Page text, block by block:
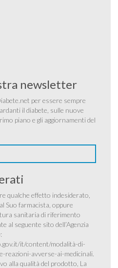
newsletter
per essere sempre
il diabete, sulle nuove
piano e gli aggiornamenti del
qualche effetto indesiderato,
Suo farmacista, oppure
sanitaria di riferimento
al seguente sito dell’Agenzia
it/content/modalità-di-
reazioni-avverse-ai-medicinali.
alla qualità del prodotto, La